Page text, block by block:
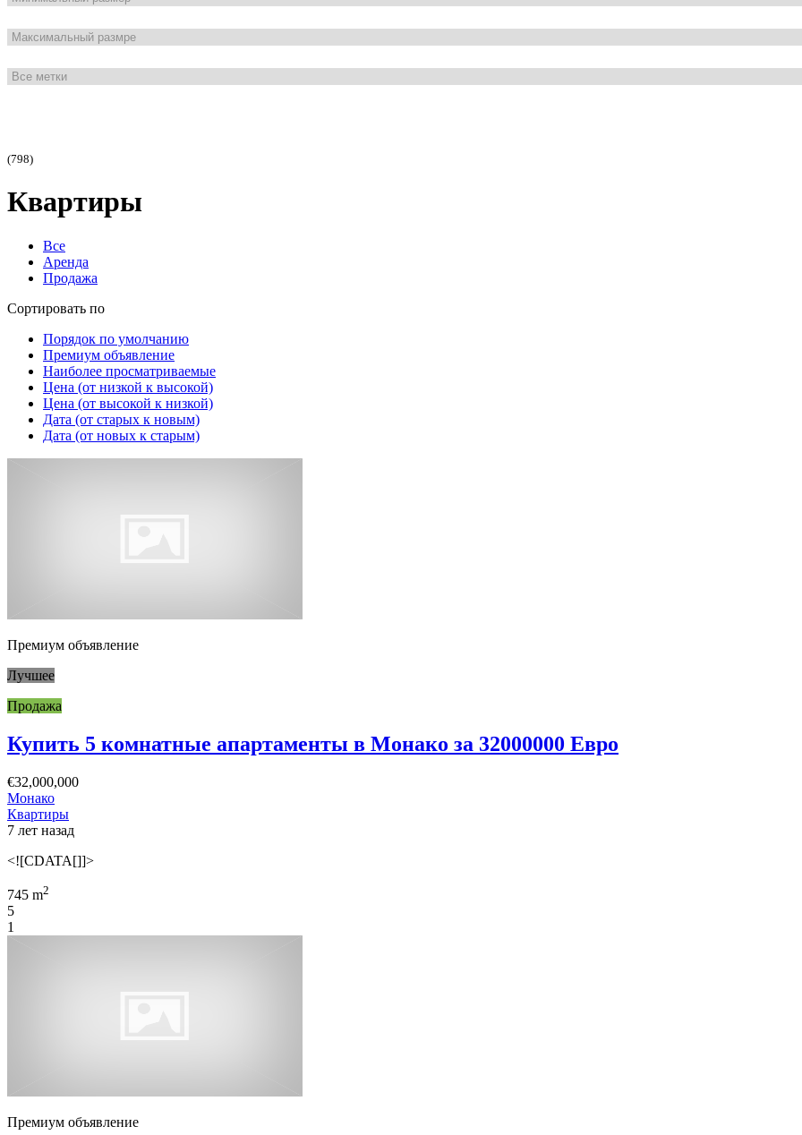
(798)
Квартиры
Все
Аренда
Продажа
Сортировать по
Порядок по умолчанию
Премиум объявление
Наиболее просматриваемые
Цена (от низкой к высокой)
Цена (от высокой к низкой)
Дата (от старых к новым)
Дата (от новых к старым)
Премиум объявление
Лучшее
Продажа
Купить 5 комнатные апартаменты в Монако за 32000000 Евро
€32,000,000
Монако
Квартиры
7 лет назад
<![CDATA[]]>
745 m2
5
1
Премиум объявление